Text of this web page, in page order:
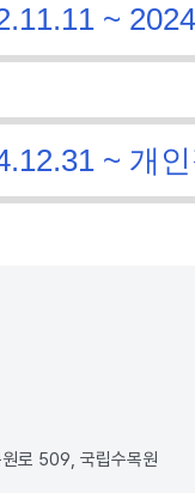
~
~ 개
로 509, 국립수목원